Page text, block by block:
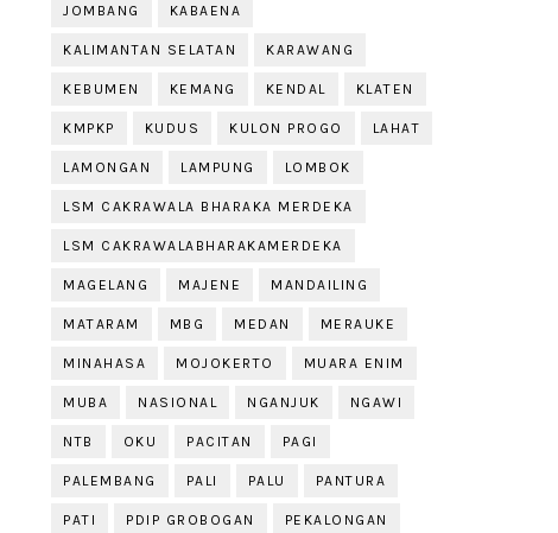
JOMBANG KABAENA
KALIMANTAN SELATAN KARAWANG
KEBUMEN KEMANG KENDAL KLATEN
KMPKP KUDUS KULON PROGO LAHAT
LAMONGAN LAMPUNG LOMBOK
LSM CAKRAWALA BHARAKA MERDEKA
LSM CAKRAWALABHARAKAMERDEKA
MAGELANG MAJENE MANDAILING
MATARAM MBG MEDAN MERAUKE
MINAHASA MOJOKERTO MUARA ENIM
MUBA NASIONAL NGANJUK NGAWI
NTB OKU PACITAN PAGI
PALEMBANG PALI PALU PANTURA
PATI PDIP GROBOGAN PEKALONGAN